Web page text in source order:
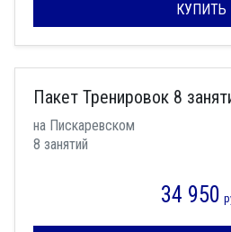
КУПИТЬ
Пакет Тренировок 8
на Пискаревском
8 занятий
34 950